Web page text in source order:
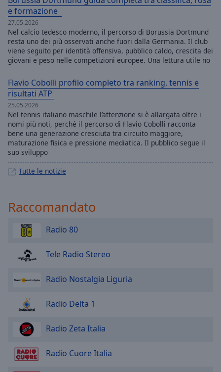
e formazione
27.05.2026
Nel calcio tedesco moderno, il percorso di Borussia Dortmund
resta uno dei più osservati anche fuori dalla Germania. Il club
viene seguito per identità offensiva, pubblico caldo, crescita dei
giovani e peso nelle competizioni europee. Una lettura utile no
Flavio Cobolli profilo completo tra ranking, tennis e
risultati ATP
25.05.2026
Nel tennis italiano maschile l’attenzione si è allargata oltre i
nomi più noti, perché il percorso di Flavio Cobolli racconta
bene una generazione cresciuta tra circuito maggiore,
maturazione fisica e pressione mediatica. Il pubblico segue il
suo sviluppo
Tutte le notizie
Raccomandato
Radio 80
Tele Radio Stereo
Radio Nostalgia Liguria
Radio Delta 1
Radio Zeta Italia
Radio Cuore Italia